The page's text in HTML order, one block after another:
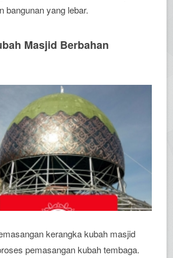
bangunan yang lebar.
Masjid Berbahan
kerangka kubah masjid
pemasangan kubah tembaga.